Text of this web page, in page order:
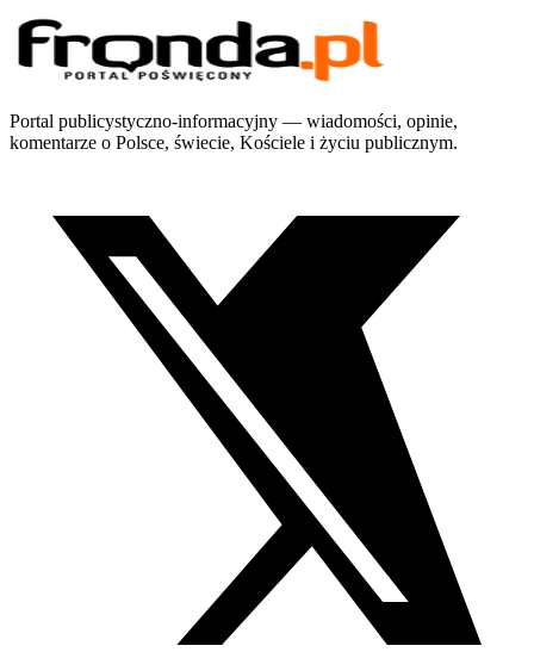
Portal publicystyczno-informacyjny — wiadomości, opinie,
komentarze o Polsce, świecie, Kościele i życiu publicznym.